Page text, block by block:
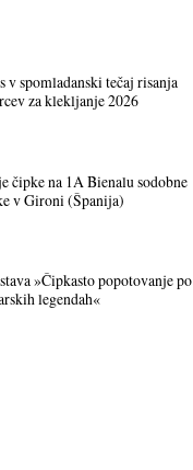
v spomladanski tečaj risanja
za klekljanje 2026
čipke na 1A Bienalu sodobne
v Gironi (Španija)
»Čipkasto popotovanje po
legendah«